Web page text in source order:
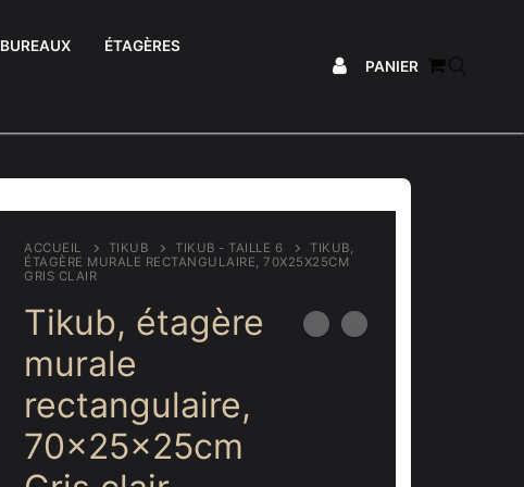
BUREAUX ÉTAGÈRES
PANIER
ACCUEIL TIKUB TIKUB - TAILLE 6
TIKUB,
ÉTAGÈRE MURALE RECTANGULAIRE, 70X25X25CM
GRIS CLAIR
Tikub, étagère
murale
rectangulaire,
70x25x25cm